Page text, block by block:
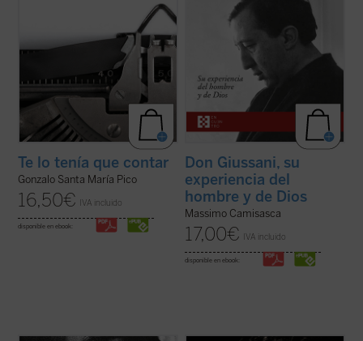
Te lo tenía que contar
Gonzalo Santa María Pico
16,50€ IVA incluido
disponible en ebook:
Don Giussani, su
experiencia del
hombre y de Dios
Massimo Camisasca
17,00€ IVA incluido
disponible en ebook: